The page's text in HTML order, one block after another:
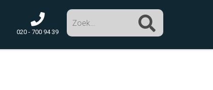
020 - 700 94 39
Zoek